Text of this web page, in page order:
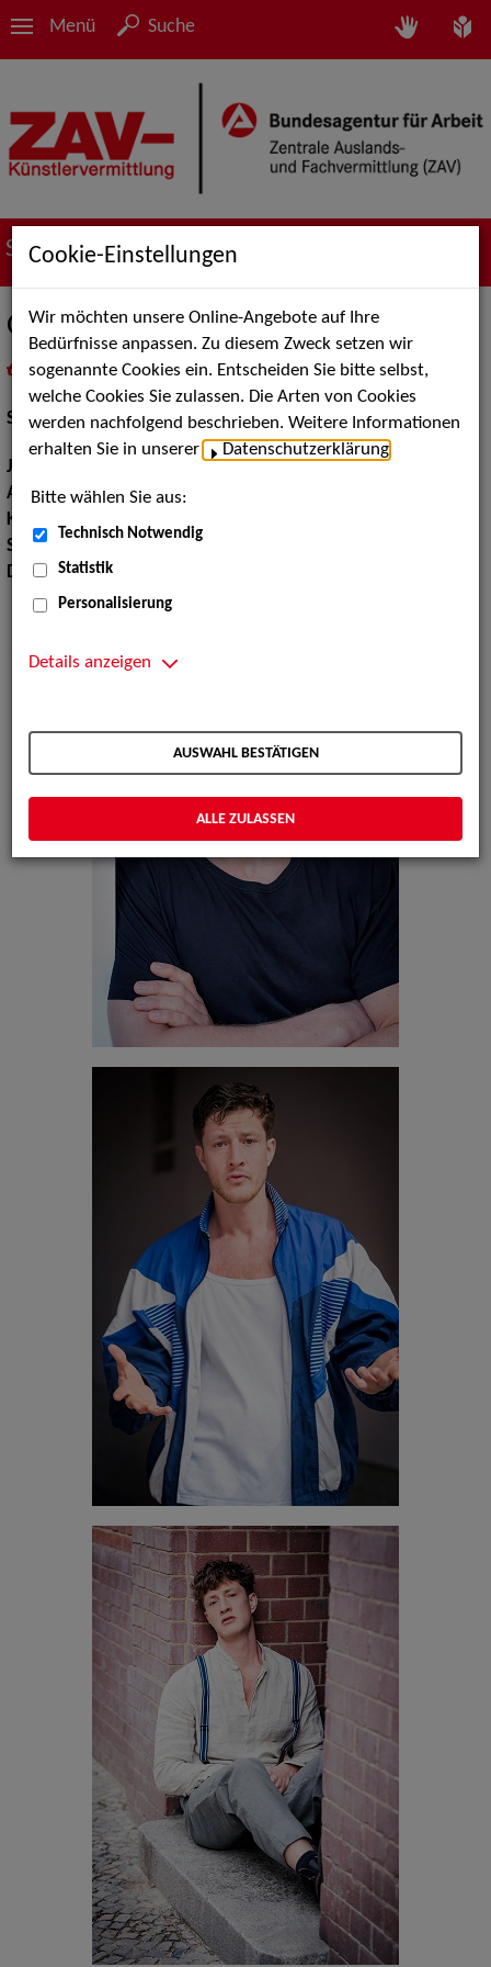
Menü Suche
Suche nach Künstler*innen
Oliver Walter
als PDF speichern
inMeine Merklistelegen
Schauspiel:Bühne, Film und TV
Jahrgang:
Augenfarbe:braun
Körpergröße:
Sprachen:
Deutsch, Russisch
Dialekte:Berlinerisch
Cookie-Einstellungen
Wir möchten unsere Online-Angebote auf Ihre
Bedürfnisse anpassen. Zu diesem Zweck setzen wir
sogenannte Cookies ein. Entscheiden Sie bitte selbst,
welche Cookies Sie zulassen. Die Arten von Cookies
werden nachfolgend beschrieben. Weitere Informationen
erhalten Sie in unserer
Datenschutzerklärung
Bitte wählen Sie aus:
Technisch Notwendig
Statistik
Personalisierung
Details anzeigen
AUSWAHL BESTÄTIGEN
ALLE ZULASSEN